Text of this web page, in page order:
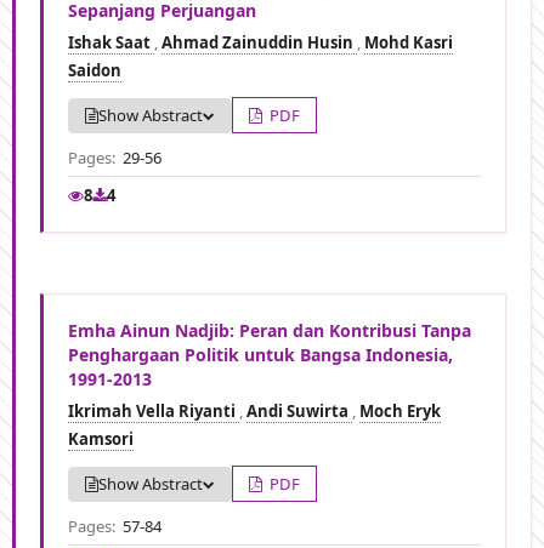
Sepanjang Perjuangan
Ishak Saat ,Ahmad Zainuddin Husin , Mohd Kasri
Saidon
Show Abstract
PDF
Pages: 29-56
8
4
Emha Ainun Nadjib: Peran dan Kontribusi Tanpa
Penghargaan Politik untuk Bangsa Indonesia,
1991-2013
Ikrimah Vella Riyanti ,Andi Suwirta , Moch Eryk
Kamsori
Show Abstract
PDF
Pages: 57-84